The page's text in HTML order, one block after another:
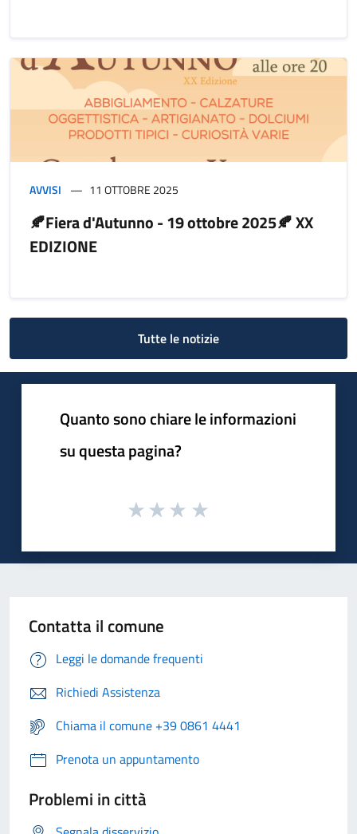
AVVISI 11 OTTOBRE 2025
🍂Fiera d'Autunno - 19 ottobre 2025🍂 XX
EDIZIONE
Tutte le notizie
Quanto sono chiare le informazioni
su questa pagina?
Contatta il comune
Leggi le domande frequenti
Richiedi Assistenza
Chiama il comune +39 0861 4441
Prenota un appuntamento
Problemi in città